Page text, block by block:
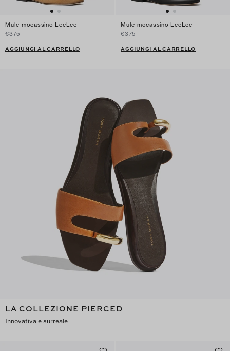
Mule mocassino LeeLee
€375
AGGIUNGI AL CARRELLO
Mule mocassino LeeLee
€375
AGGIUNGI AL CARRELLO
LA COLLEZIONE PIERCED
Innovativa e surreale